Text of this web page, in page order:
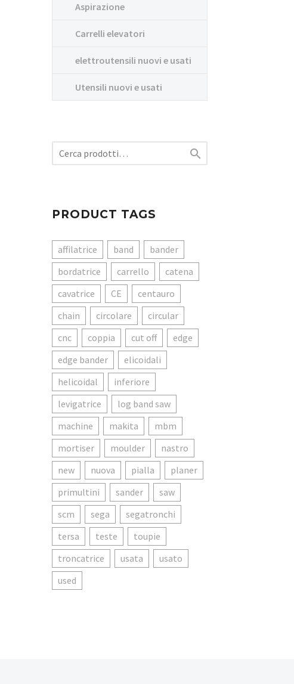
Aspirazione
Carrelli elevatori
elettroutensili nuovi e usati
Utensili nuovi e usati

PRODUCT TAGS
affilatrice band
bander
bordatrice
carrello
catena
cavatrice
CE
centauro
chain
circolare
circular
cnc
coppia cut off
edge
edge bander
elicoidali
helicoidal
inferiore
levigatrice
log band saw
machine
makita
mbm
mortiser
moulder
nastro
new
nuova pialla
planer
primultini
sander
saw
scm
sega
segatronchi
tersa
teste
toupie
troncatrice
usata
usato
used